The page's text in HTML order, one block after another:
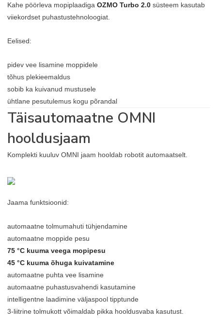
Kahe pöörleva mopiplaadiga OZMO Turbo 2.0 süsteem kasutab
viiekordset puhastustehnoloogiat.
Eelised:
pidev vee lisamine moppidele
tõhus plekieemaldus
sobib ka kuivanud mustusele
ühtlane pesutulemus kogu põrandal
Täisautomaatne OMNI
hooldusjaam
Komplekti kuuluv OMNI jaam hooldab robotit automaatselt.
Jaama funktsioonid:
automaatne tolmumahuti tühjendamine
automaatne moppide pesu
75 °C kuuma veega mopipesu
45 °C kuuma õhuga kuivatamine
automaatne puhta vee lisamine
automaatne puhastusvahendi kasutamine
intelligentne laadimine väljaspool tipptunde
3-liitrine tolmukott võimaldab pikka hooldusvaba kasutust.